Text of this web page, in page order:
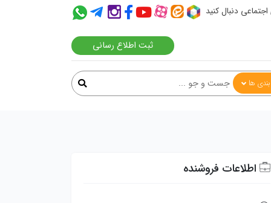
دنبال کنید
ثبت اطلاع رسانی
ها
اطلاعات فروشنده